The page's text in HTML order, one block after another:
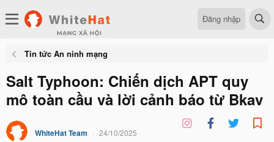
Đăng nhập
Tin tức An ninh mạng
Salt Typhoon: Chiến dịch APT quy
mô toàn cầu và lời cảnh báo từ Bkav
WhiteHat Team 24/10/2025